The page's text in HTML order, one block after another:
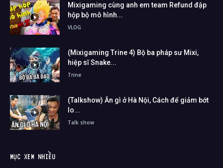
Mixigaming cùng anh em team Refund đập
hộp bộ mô hình...
VLOG
(Mixigaming Trine 4) Bộ ba pháp sư Mixi,
hiệp sĩ Snake...
Trine
(Talkshow) Ăn gì ở Hà Nội, Cách để giảm bớt
lo...
Talk show
MỤC XEM NHIỀU